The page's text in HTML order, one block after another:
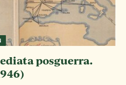
posguerra.